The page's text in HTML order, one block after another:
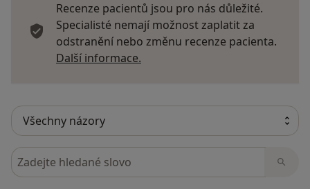
Recenze pacientů jsou pro nás důležité.
Specialisté nemají možnost zaplatit za
odstranění nebo změnu recenze pacienta.
Další informace.
Hledejte v názorech